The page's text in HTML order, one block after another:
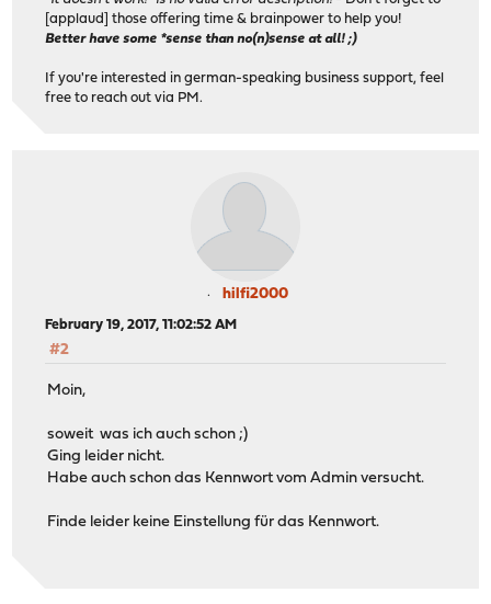
[applaud] those offering time & brainpower to help you!
Better have some *sense than no(n)sense at all! ;)
If you're interested in german-speaking business support, feel
free to reach out via PM.
hilfi2000
February 19, 2017, 11:02:52 AM
#2
Moin,
soweit was ich auch schon ;)
Ging leider nicht.
Habe auch schon das Kennwort vom Admin versucht.
Finde leider keine Einstellung für das Kennwort.